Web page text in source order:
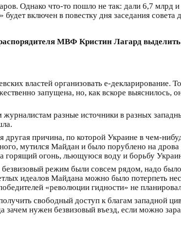
Однако что-то пошло не так: дали 6,7 млрд и
будет включен в повестку дня заседания
МВФ Кристин Лагард
властей организовать е-декларирование.
запущена, но, как вскоре выяснилось,
разные источники в разных
причина, по которой Украине в чем-
мутился Майдан и было порублено на дрова
горящий огонь, льющуюся воду и борьбу
режим были совсем рядом, надо
идеалов Майдана можно было потерпеть
«революции гидности» не
свободный доступ к благам западной
нужен безвизовый въезд, если можно